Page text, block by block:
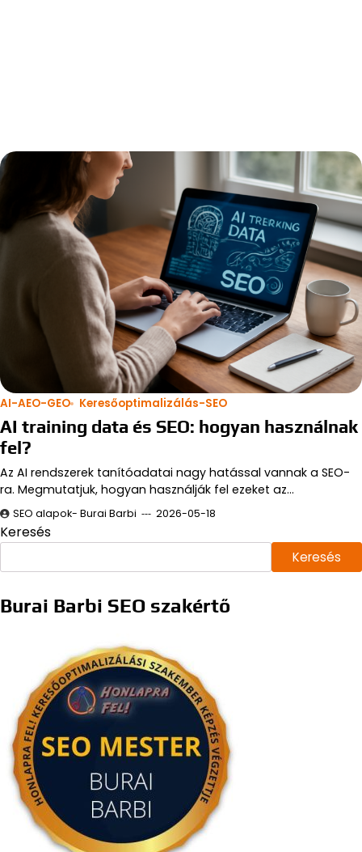
AI-AEO-GEO Keresőoptimalizálás-SEO
AI training data és SEO: hogyan használnak
fel?
Az AI rendszerek tanítóadatai nagy hatással vannak a SEO-
ra. Megmutatjuk, hogyan használják fel ezeket az…
SEO alapok- Burai Barbi 2026-05-18
Keresés
Keresés
Burai Barbi SEO szakértő